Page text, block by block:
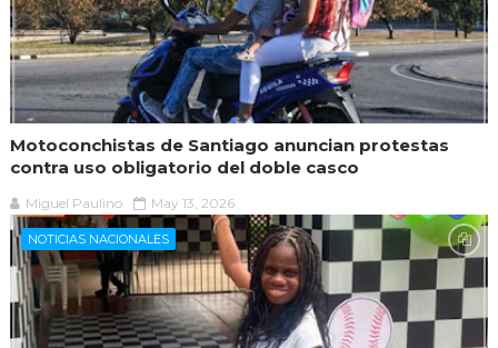
Motoconchistas de Santiago anuncian protestas
contra uso obligatorio del doble casco
Miguel Paulino May 13, 2026
NOTICIAS NACIONALES